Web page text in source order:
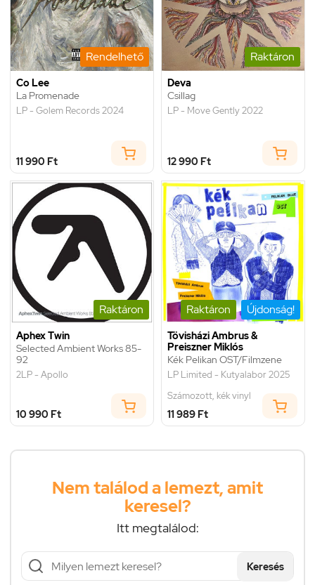
Rendelhető
Co Lee
La Promenade
LP - Golem Records 2024
11 990 Ft
Raktáron
Deva
Csillag
LP - Move Gently 2022
12 990 Ft
Raktáron
Aphex Twin
Selected Ambient Works 85-
92
2LP - Apollo
10 990 Ft
Raktáron Újdonság!
Tövisházi Ambrus &
Preiszner Miklós
Kék Pelikan OST/Filmzene
LP Limited - Kutyalabor 2025
Számozott, kék vinyl
11 989 Ft
Nem találod a lemezt, amit
keresel?
Itt megtalálod:
Keresés